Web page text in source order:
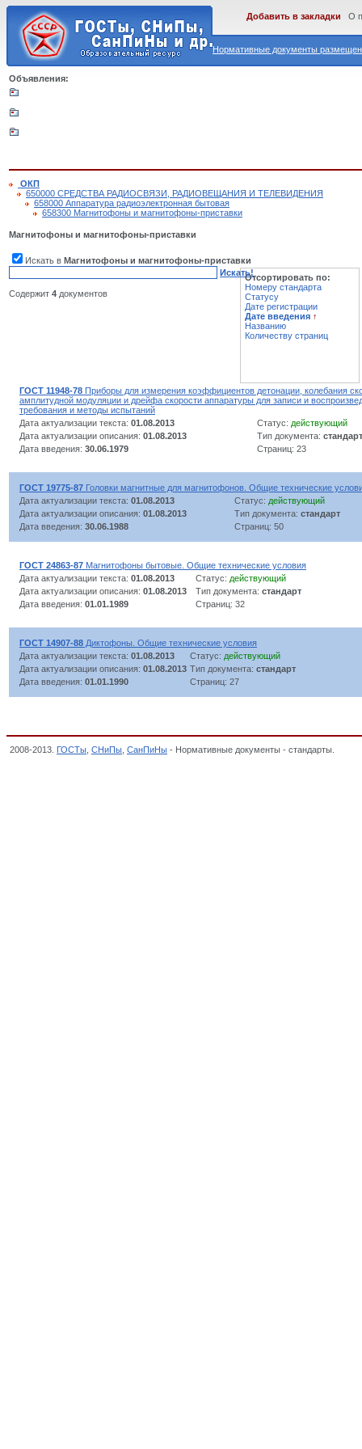
Нормативные документы
Добавить в закладки О
Объявления:
ОКП
650000 СРЕДСТВА РАДИОСВЯЗИ, РАДИОВЕЩАНИЯ И ТЕЛЕВИДЕНИЯ
658000 Аппаратура радиоэлектронная бытовая
658300 Магнитофоны и магнитофоны-приставки
Магнитофоны и магнитофоны-приставки
Искать в Магнитофоны и магнитофоны-приставки
Искать!
Содержит 4 документов
Отсортировать по:
Номеру стандарта
Статусу
Дате регистрации
Дате введения ↑
Названию
Количеству страниц
ГОСТ 11948-78 Приборы для измерения коэффициентов детонации, колебания
амплитудной модуляции и дрейфа скорости аппаратуры для записи и
требования и методы испытаний
Дата актуализации текста: 01.08.2013 Статус: действующий
Дата актуализации описания: 01.08.2013 Тип документа: стандарт
Дата введения: 30.06.1979 Страниц: 23
ГОСТ 19775-87 Головки магнитные для магнитофонов. Общие технические
Дата актуализации текста: 01.08.2013 Статус: действующий
Дата актуализации описания: 01.08.2013 Тип документа: стандарт
Дата введения: 30.06.1988 Страниц: 50
ГОСТ 24863-87 Магнитофоны бытовые. Общие технические условия
Дата актуализации текста: 01.08.2013 Статус: действующий
Дата актуализации описания: 01.08.2013 Тип документа: стандарт
Дата введения: 01.01.1989 Страниц: 32
ГОСТ 14907-88 Диктофоны. Общие технические условия
Дата актуализации текста: 01.08.2013 Статус: действующий
Дата актуализации описания: 01.08.2013 Тип документа: стандарт
Дата введения: 01.01.1990 Страниц: 27
2008-2013. ГОСТы СНиПы СанПиНы - Нормативные документы - стандарты.